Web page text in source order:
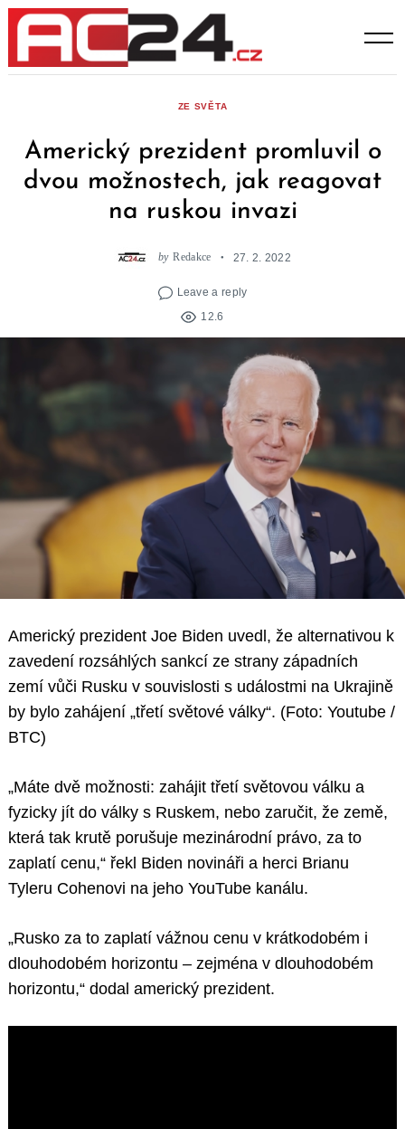
Skip
content
ZE SVĚTA
Americký prezident promluvil o
dvou možnostech, jak reagovat
na ruskou invazi
by Redakce 27. 2. 2022
Leave a reply
12.6
Americký prezident Joe Biden uvedl, že alternativou k
zavedení rozsáhlých sankcí ze strany západních
zemí vůči Rusku v souvislosti s událostmi na Ukrajině
by bylo zahájení „třetí světové války“. (Foto: Youtube /
BTC)
„Máte dvě možnosti: zahájit třetí světovou válku a
fyzicky jít do války s Ruskem, nebo zaručit, že země,
která tak krutě porušuje mezinárodní právo, za to
zaplatí cenu,“ řekl Biden novináři a herci Brianu
Tyleru Cohenovi na jeho YouTube kanálu.
„Rusko za to zaplatí vážnou cenu v krátkodobém i
dlouhodobém horizontu – zejména v dlouhodobém
horizontu,“ dodal americký prezident.